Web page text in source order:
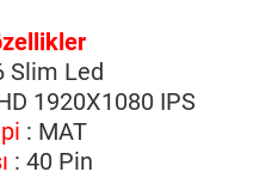
Slim Led
1920X1080 IPS
: MAT
: 40 Pin